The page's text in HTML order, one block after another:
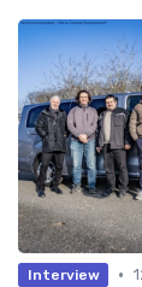
Interview •